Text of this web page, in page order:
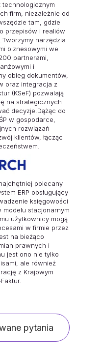
technologicznym
firm, niezależnie od
tam, gdzie
przepisów i realiów
narzędzia
biznesowymi we
partnerami,
i
obieg dokumentów,
oraz integracja z
(KSeF) pozwalają
na strategicznych
decyzje.Dążąc do
w gospodarce,
rozwiązań
klientów, łącząc
polecany
ERP obsługujący
księgowości
modelu stacjonarnym
użytkownicy mogą
w firmie przez
na bieżąco
prawnych i
jest ono nie tylko
ale również
z Krajowym
pytania